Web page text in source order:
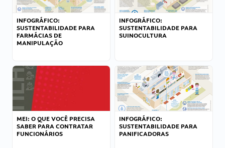
INFOGRÁFICO:
SUSTENTABILIDADE PARA
FARMÁCIAS DE
MANIPULAÇÃO
INFOGRÁFICO:
SUSTENTABILIDADE PARA
SUINOCULTURA
MEI: O QUE VOCÊ PRECISA
SABER PARA CONTRATAR
FUNCIONÁRIOS
INFOGRÁFICO:
SUSTENTABILIDADE PARA
PANIFICADORAS